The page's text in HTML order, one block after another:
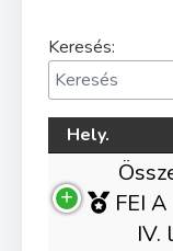
Keresés:
Hely.
FEI
IV.